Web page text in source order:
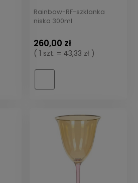
Rainbow-RF-szklanka
niska 300ml
260,00 zł
( 1 szt. = 43,33 zł )